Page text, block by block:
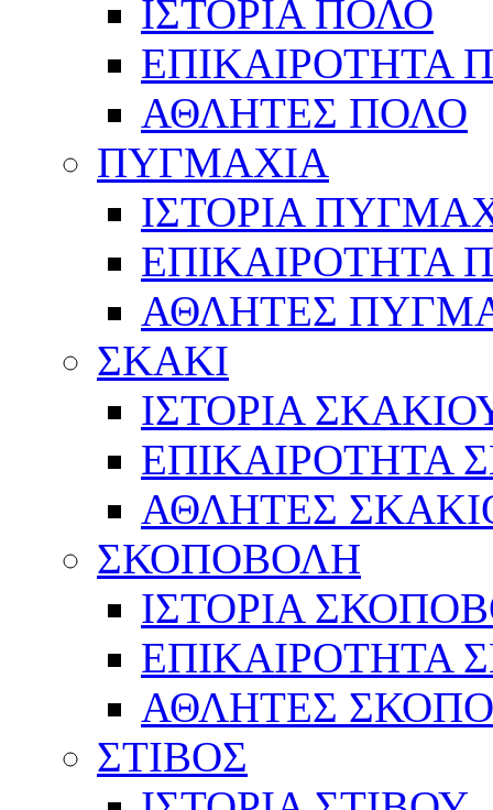
ΙΣΤΟΡΙΑ ΠΟΛΟ
ΕΠΙΚΑΙΡΟΤΗΤΑ
ΑΘΛΗΤΕΣ ΠΟΛΟ
ΠΥΓΜΑΧΙΑ
ΙΣΤΟΡΙΑ
ΕΠΙΚΑΙΡΟΤΗΤΑ
ΑΘΛΗΤΕΣ
ΣΚΑΚΙ
ΙΣΤΟΡΙΑ
ΕΠΙΚΑΙΡΟΤΗΤΑ
ΑΘΛΗΤΕΣ
ΣΚΟΠΟΒΟΛΗ
ΙΣΤΟΡΙΑ
ΕΠΙΚΑΙΡΟΤΗΤΑ
ΑΘΛΗΤΕΣ
ΣΤΙΒΟΣ